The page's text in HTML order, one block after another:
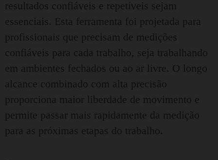
resultados confiáveis e repetíveis sejam
essenciais. Esta ferramenta foi projetada para
profissionais que precisam de medições
confiáveis para cada trabalho, seja trabalhando
em ambientes fechados ou ao ar livre. O longo
alcance combinado com alta precisão
proporciona maior liberdade de movimento e
permite passar mais rapidamente da medição
para as próximas etapas do trabalho.